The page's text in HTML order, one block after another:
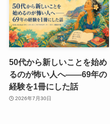
50代から新しいことを始め
るのが怖い人へ——69年の
経験を1冊にした話
2026年7月30日